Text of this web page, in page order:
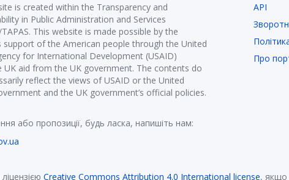
is created within the Transparency and
in Public Administration and Services
This website is made possible by the
support of the American people through the United
for International Development (USAID)
UK aid from the UK government. The contents do
reflect the views of USAID or the United
and the UK government’s official policies.
або пропозиції, будь ласка, напишіть нам:
API
Про
Creative Commons Attribution 4.0 International license, якщо